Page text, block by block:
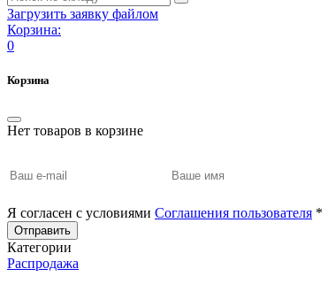
Загрузить заявку файлом
Корзина:
0
Корзина
Нет товаров в корзине
Я согласен с условиями Соглашения пользователя *
Отправить
Категории
Распродажа